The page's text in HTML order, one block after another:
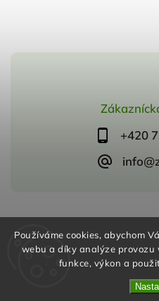
Používáme cookies, abychom
webu a díky analýze provozu
funkce, výkon a
+420
Vytvořil